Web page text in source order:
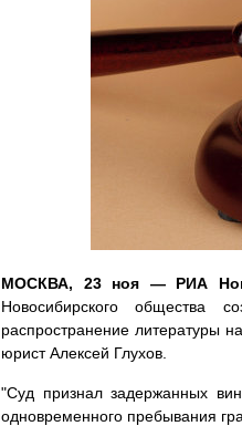
МОСКВА, 23 ноя — РИА
Новосибирского
распространение литературы
юрист Алексей Глухов.
"Суд признал задержанных
одновременного пребывания